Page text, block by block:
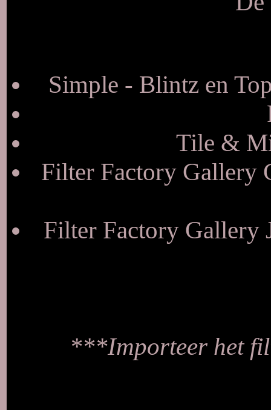
Simple - Blintz en
Tile &
Filter Factory Gallery
Filter Factory
***Importeer het